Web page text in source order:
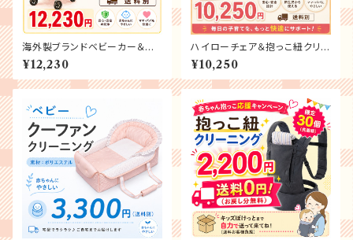
海外製ブランドベビーカー＆抱
っこ紐クリーニング
¥12,230
ハイローチェア＆抱っこ紐クリー
ニング
¥10,250